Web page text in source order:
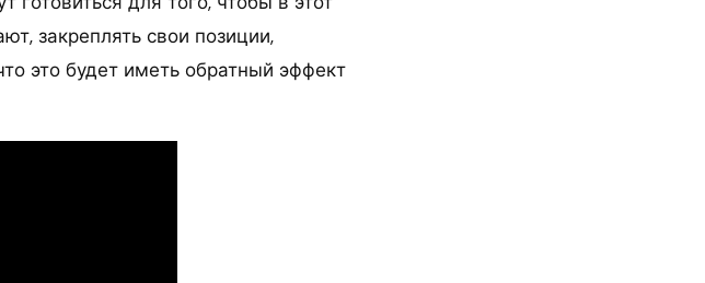
закреплять свои позиции,
это будет иметь обратный эффект